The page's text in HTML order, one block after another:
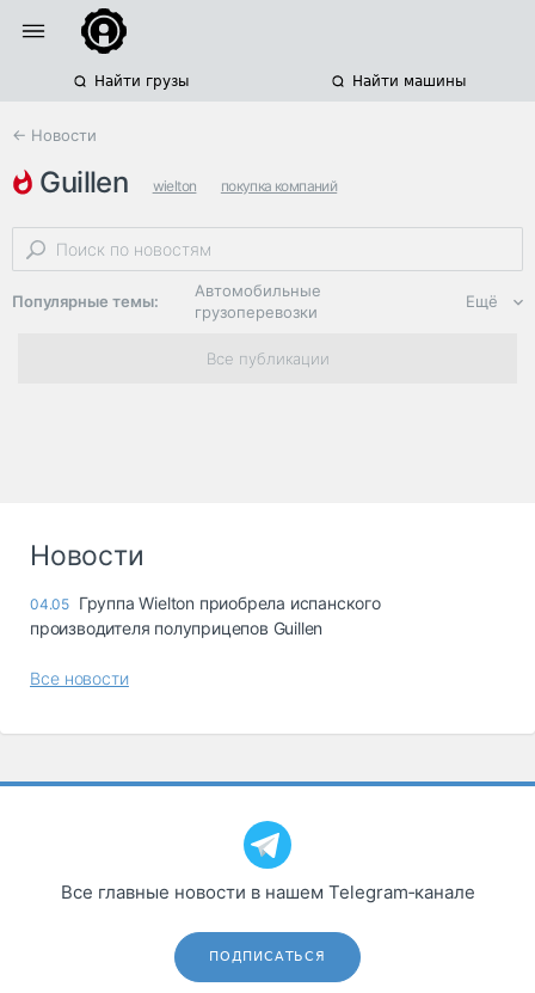
Найти грузы Найти машины
← Новости
guillen wielton покупка компаний
производство автоприцепов
Популярные темы:
Автомобильные
грузоперевозки
Региональная
логистика
опасные грузы
грузовые
Коммерческий
транспорт
Спецтехника
Автосервис,
запчасти, шины
Ещё
Все публикации
Новости
04.05 Группа Wielton приобрела испанского
производителя полуприцепов Guillen
Все новости
Все главные новости в нашем Telegram‑канале
ПОДПИСАТЬСЯ